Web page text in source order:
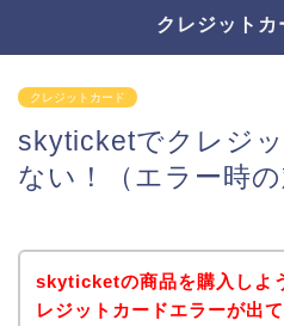
クレジット
クレジットカード
skyticketでクレジ
ない！（エラー時の
skyticketの商品を購入しよ
レジットカードエラーが出